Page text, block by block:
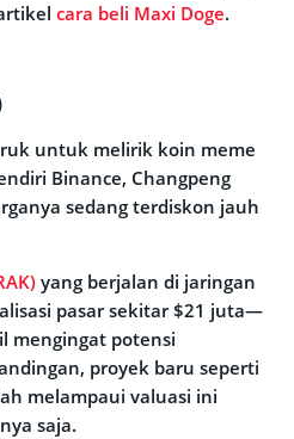
cara beli Maxi Doge.
untuk melirik koin meme
Binance, Changpeng
sedang terdiskon jauh
yang berjalan di jaringan
pasar sekitar $21 juta—
mengingat potensi
proyek baru seperti
melampaui valuasi ini
saja.